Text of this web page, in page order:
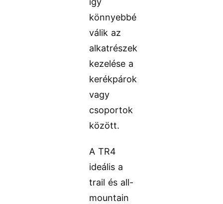
könnyebbé
válik az
alkatrészek
kezelése a
kerékpárok
vagy
csoportok
között.
A TR4
ideális a
trail és all-
mountain